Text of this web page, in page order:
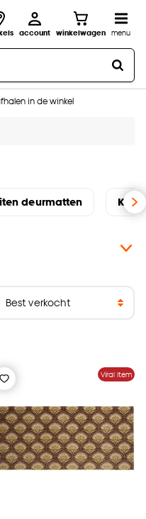
account winkelwagen menu
in de winkel
deurmatten
Viral Item